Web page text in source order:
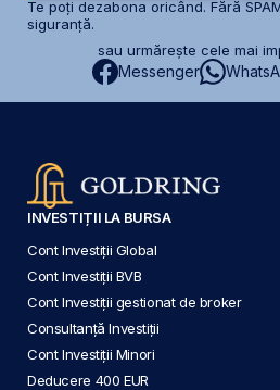
Te poți dezabona oricând. Fără
siguranță.
sau urmărește cele mai
Messenger
INVESTIȚII LA BURSA
Cont Investiții Global
Cont Investiții BVB
Cont Investiții gestionat de broker
Consultanță Investiții
Cont Investiții Minori
Deducere 400 EUR